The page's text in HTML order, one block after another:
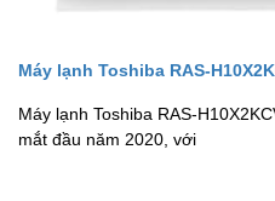
Máy lạnh Toshiba RAS-
Máy lạnh Toshiba RAS-
mắt đầu năm 2020, với